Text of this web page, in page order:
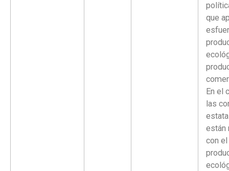
que
En el
las
están
con